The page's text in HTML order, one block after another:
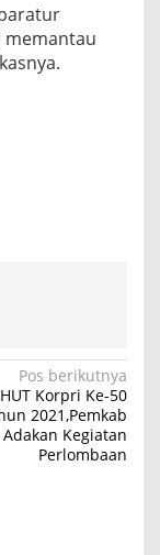
Pos berikutnya
Korpri Ke-50
2021,Pemkab
Kegiatan
Perlombaan